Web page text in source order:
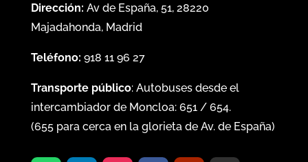
Dirección: Av de España, 51, 28220
Majadahonda, Madrid
Teléfono: 918 11 96 27
Transporte público: Autobuses desde el
intercambiador de Moncloa: 651/ 654.
(655para cerca en la glorieta de Av. de España)